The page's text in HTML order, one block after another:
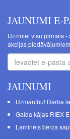
JAUNUMI E-
Uzziniet visu pirmais
akcijas
JAUNUMI
Uzmanību! Darba
Galda kājas RIEX
Laminēts bērza